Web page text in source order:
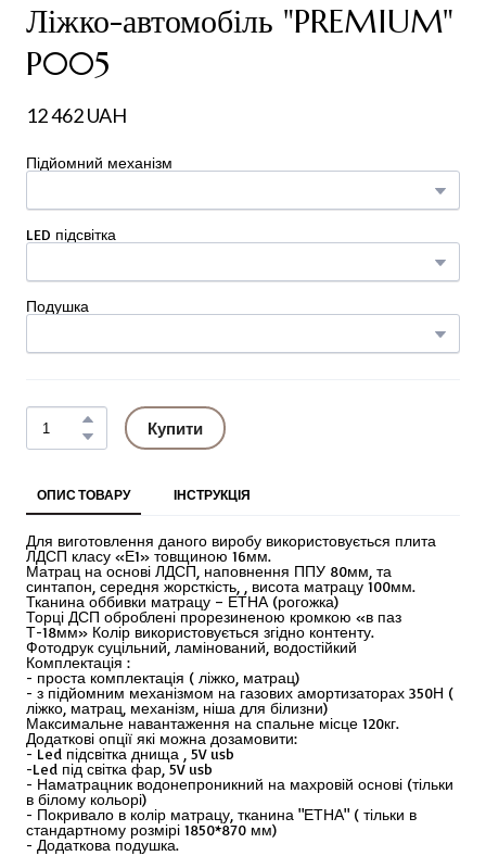
Ліжко-автомобіль "PREMIUM"
P005
12 462 UAH
Підйомний механізм
LED підсвітка
Подушка
Купити
ОПИС ТОВАРУ ІНСТРУКЦІЯ
Для виготовлення даного виробу використовується плита
ЛДСП класу «Е1» товщиною 16мм.
Матрац на основі ЛДСП, наповнення ППУ 80мм, та
синтапон, середня жорсткість, , висота матрацу 100мм.
Тканина оббивки матрацу – ЕТНА (рогожка)
Торці ДСП оброблені прорезиненою кромкою «в паз
Т-18мм» Колір використовується згідно контенту.
Фотодрук суцільний, ламінований, водостійкий
Комплектація :
- проста комплектація ( ліжко, матрац)
- з підйомним механізмом на газових амортизаторах 350Н (
ліжко, матрац, механізм, ніша для білизни)
Максимальне навантаження на спальне місце 120кг.
Додаткові опції які можна дозамовити:
- Led підсвітка днища , 5V usb
-Led під світка фар, 5V usb
- Наматрацник водонепроникний на махровій основі (тільки
в білому кольорі)
- Покривало в колір матрацу, тканина "ЕТНА" ( тільки в
стандартному розмірі 1850*870 мм)
- Додаткова подушка.